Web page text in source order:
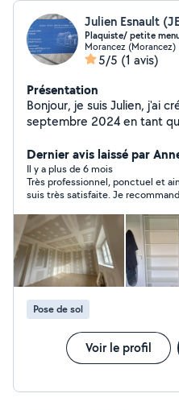
Julien Esnault
Plaquiste/ petite
Morancez (Morancez)
5/5 (1 avis)
Présentation
Bonjour, je suis Julien, j'ai
septembre 2024 en tant
réaliser vos projets.
Dernier avis laissé par
Il y a plus de 6 mois
Très professionnel, ponctuel et
suis très satisfaite. Je
Pose de sol
Voir le profil